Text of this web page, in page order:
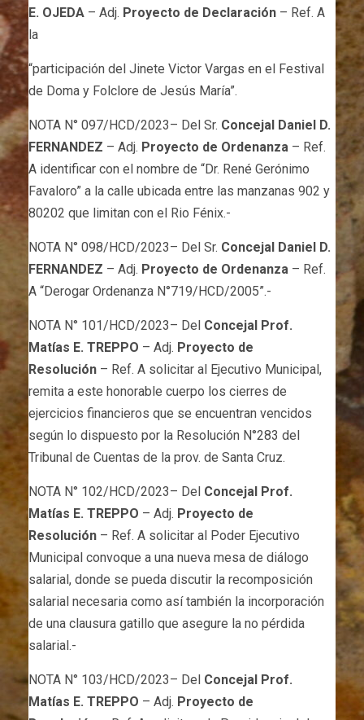
E. OJEDA – Adj. Proyecto de Declaración – Ref. A
la
“participación del Jinete Victor Vargas en el Festival
de Doma y Folclore de Jesús María”.
NOTA N° 097/HCD/2023– Del Sr. Concejal Daniel D.
FERNANDEZ – Adj. Proyecto de Ordenanza – Ref.
A identificar con el nombre de “Dr. René Gerónimo
Favaloro” a la calle ubicada entre las manzanas 902 y
80202 que limitan con el Rio Fénix.-
NOTA N° 098/HCD/2023– Del Sr. Concejal Daniel D.
FERNANDEZ – Adj. Proyecto de Ordenanza – Ref.
A “Derogar Ordenanza N°719/HCD/2005”.-
NOTA N° 101/HCD/2023– Del Concejal Prof.
Matías E. TREPPO – Adj. Proyecto de
Resolución – Ref. A solicitar al Ejecutivo Municipal,
remita a este honorable cuerpo los cierres de
ejercicios financieros que se encuentran vencidos
según lo dispuesto por la Resolución N°283 del
Tribunal de Cuentas de la prov. de Santa Cruz.
NOTA N° 102/HCD/2023– Del Concejal Prof.
Matías E. TREPPO – Adj. Proyecto de
Resolución – Ref. A solicitar al Poder Ejecutivo
Municipal convoque a una nueva mesa de diálogo
salarial, donde se pueda discutir la recomposición
salarial necesaria como así también la incorporación
de una clausura gatillo que asegure la no pérdida
salarial.-
NOTA N° 103/HCD/2023– Del Concejal Prof.
Matías E. TREPPO – Adj. Proyecto de